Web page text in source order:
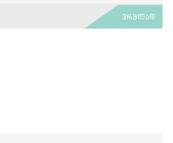
ვრცლად